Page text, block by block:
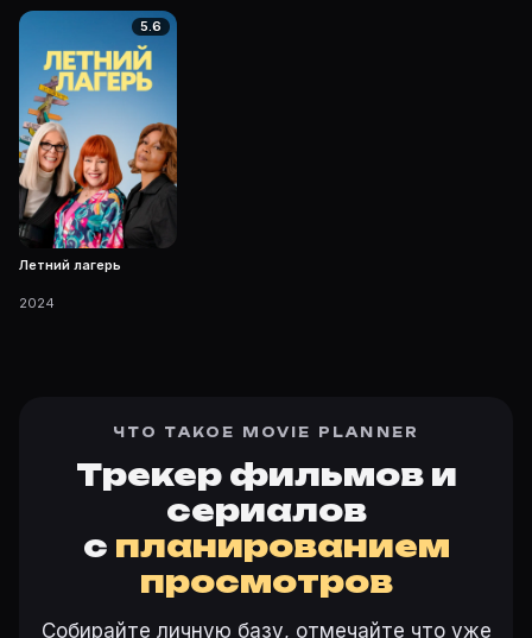
5.6
Летний лагерь
2024
ЧТО ТАКОЕ MOVIE PLANNER
Трекер фильмов и
сериалов
с планированием
просмотров
Собирайте личную базу, отмечайте что уже